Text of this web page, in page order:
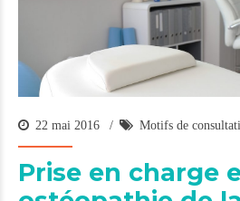
22 mai 2016 Motifs de
Prise en charge